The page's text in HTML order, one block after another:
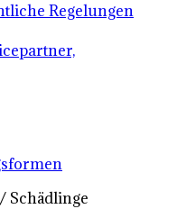
Regelungen
Schädlinge